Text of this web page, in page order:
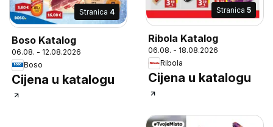
Stranica 4
Boso Katalog
06.08. - 12.08.2026
Boso
Cijena u katalogu
Stranica 5
Ribola Katalog
06.08. - 18.08.2026
Ribola
Cijena u katalogu